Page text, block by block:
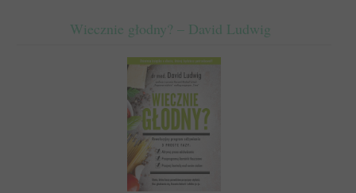
Wiecznie głodny? – David Ludwig